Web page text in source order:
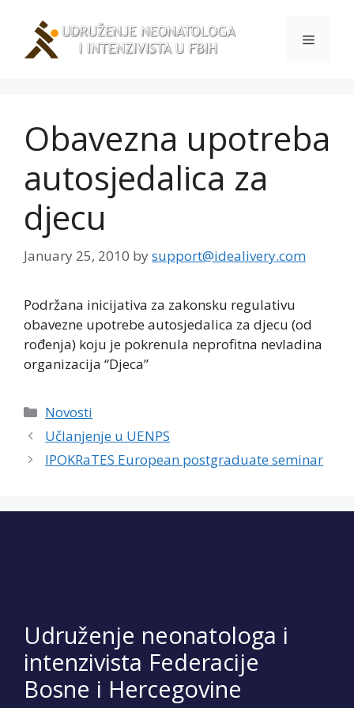
content
Menu
Obavezna upotreba
autosjedalica za
djecu
January 25, 2010 bysupport@idealivery.com
Podržana inicijativa za zakonsku regulativu
obavezne upotrebe autosjedalica za djecu (od
rođenja) koju je pokrenula neprofitna nevladina
organizacija “Djeca”
Categories
Novosti
Učlanjenje u UENPS
IPOKRaTES European postgraduate seminar
Udruženje neonatologa i
intenzivista Federacije
Bosne i Hercegovine